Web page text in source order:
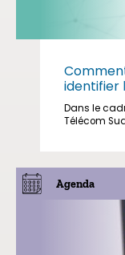
identifier
Dans le
Télécom
Agenda